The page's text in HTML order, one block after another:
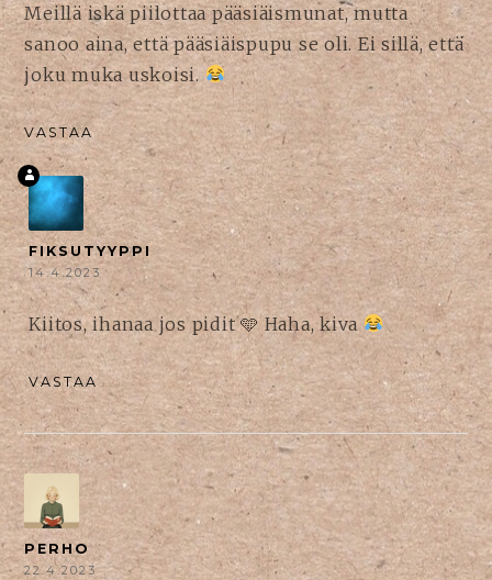
Meillä iskä piilottaa pääsiäismunat, mutta
sanoo aina, että pääsiäispupu se oli. Ei sillä, että
joku muka uskoisi.
VASTAA
FIKSUTYYPPI
14.4.2023
Kiitos, ihanaa jos pidit 🩵 Haha, kiva
VASTAA
PERHO
22.4.2023